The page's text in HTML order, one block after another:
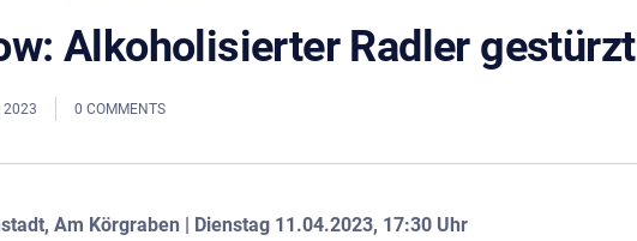
Alkoholisierter Radler gestürzt
2023 0 COMMENTS
Am Körgraben | Dienstag 11.04.2023, 17:30 Uhr